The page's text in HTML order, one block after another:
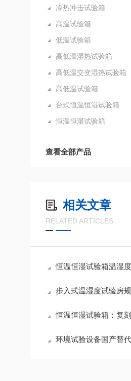
冷热冲击试验箱
高温试验箱
低温试验箱
高低温湿热试验箱
高低温交变湿热试验箱
高低温试验箱
台式恒温恒湿试验箱
恒温恒湿试验箱
查看全部产品
相关文章
RELATED ARTICLES
恒温恒湿试验箱温湿度控制精度如何保障？选型三要素与
步入式温湿度试验房规范使
恒温恒湿试验箱：复刻全域气候，验证产品环
环境试验设备国产替代加速 本土品牌迎